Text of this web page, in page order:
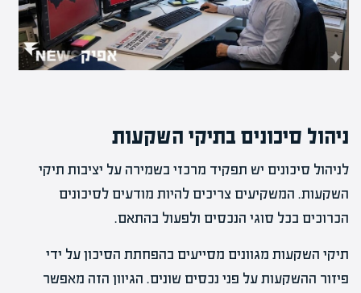
ניהול סיכונים בתיקי השקעות
לניהול סיכונים יש תפקיד מרכזי בשמירה על יציבות תיקי
השקעות. המשקיעים צריכים להיות מודעים לסיכונים
הכרוכים בכל סוגי הנכסים ולפעול בהתאם.
תיקי השקעות מגוונים מסייעים בהפחתת הסיכון על ידי
פיזור ההשקעות על פני נכסים שונים. הגיוון הזה מאפשר